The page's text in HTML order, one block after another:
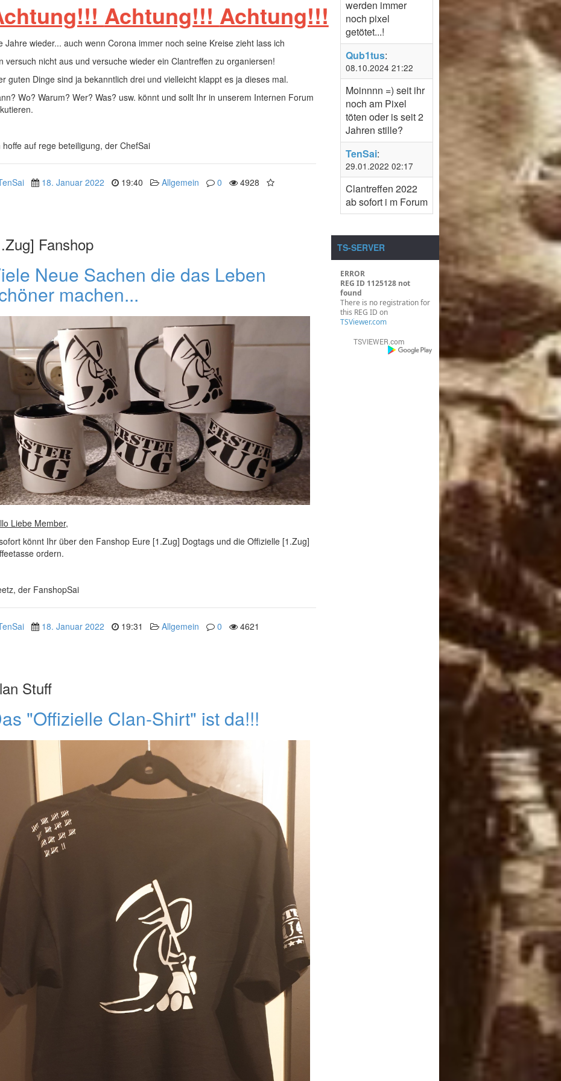
Achtung!!! Achtung!!!
Jahre wieder... auch wenn Corona immer noch seine Kreise zieht lass ich
versuch nicht aus und versuche wieder ein Clantreffen zu organiersen!
guten Dinge sind ja bekanntlich drei und vielleicht klappt es ja dieses mal.
Wo? Warum? Wer? Was? usw. könnt und sollt Ihr in unserem Internen Forum
hoffe auf rege beteiligung, der ChefSai
18. Januar 2022 19:40 Allgemein 0 4928
Fanshop
Neue Sachen die das Leben
machen...
Liebe Member,
könnt Ihr über den Fanshop Eure [1.Zug] Dogtags und die Offizielle [1.Zug]
ordern.
der FanshopSai
18. Januar 2022 19:31 Allgemein 0 4621
Stuff
"Offizielle Clan-Shirt" ist da!!!
werden immer
noch pixel
getötet...!
Qub1tus:
08.10.2024 21:22
Moinnnn =) seit ihr
noch am Pixel
töten oder is seit 2
Jahren stille?
TenSai:
29.01.2022 02:17
Clantreffen 2022
ab sofort i m Forum
TS-SERVER
ERROR
REG ID 1125128 not
found
There is no registration for
this REG ID on
TSViewer.com